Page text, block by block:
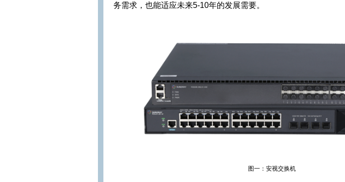
务需求，也能适应未来5-10年的发展需要。
图一：安视交换机